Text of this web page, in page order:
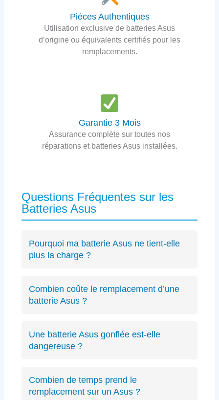
Pièces Authentiques
Utilisation exclusive de batteries Asus
d’origine ou équivalents certifiés pour les
remplacements.
Garantie 3 Mois
Assurance complète sur toutes nos
réparations et batteries Asus installées.
Questions Fréquentes sur les
Batteries Asus
Pourquoi ma batterie Asus ne tient-elle
plus la charge ?
spécifique Asus ou des cycles de charge
excessifs. Undiagnostic précis
Combien coûte le remplacement d’une
batterie Asus ?
à partir de 89€ selon le modèle, avec un devis
transparent avant intervention.
Une batterie Asus gonflée est-elle
dangereuse ?
risques de sécurité. Éteignez immédiatement
votre PC et contactez-nous.
Combien de temps prend le
remplacement sur un Asus ?